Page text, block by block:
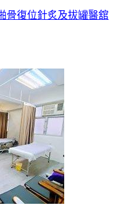
骨復位針炙及拔罐醫舘